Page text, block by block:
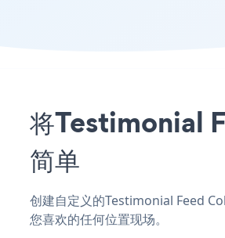
将Testimonial
简单
创建自定义的Testimonial Feed
您喜欢的任何位置现场。